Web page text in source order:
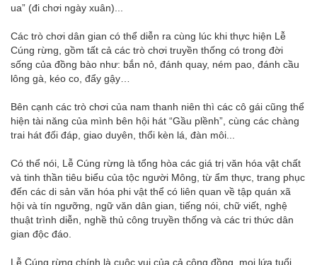
ua” (đi chơi ngày xuân)...
Các trò chơi dân gian có thể diễn ra cùng lúc khi thực hiện Lễ
Cúng rừng, gồm tất cả các trò chơi truyền thống có trong đời
sống của đồng bào như: bắn nỏ, đánh quay, ném pao, đánh cầu
lông gà, kéo co, đẩy gậy…
Bên cạnh các trò chơi của nam thanh niên thì các cô gái cũng thể
hiện tài năng của mình bên hội hát “Gầu plềnh”, cùng các chàng
trai hát đối đáp, giao duyên, thổi kèn lá, đàn môi...
Có thể nói, Lễ Cúng rừng là tổng hòa các giá trị văn hóa vật chất
và tinh thần tiêu biểu của tộc người Mông, từ ẩm thực, trang phục
đến các di sản văn hóa phi vật thể có liên quan về tập quán xã
hội và tín ngưỡng, ngữ văn dân gian, tiếng nói, chữ viết, nghệ
thuật trình diễn, nghề thủ công truyền thống và các tri thức dân
gian độc đáo.
Lễ Cúng rừng chính là cuộc vui của cả cộng đồng, mọi lứa tuổi